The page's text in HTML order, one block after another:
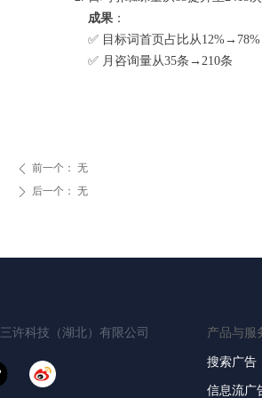
成果 ：
✅ 目标词首页占比从12%→78%
✅ 月咨询量从35条→210条
ꄴ 前一个： 无
ꄲ 后一个： 无
三许科技（湖北）有限公司 产品与服
搜索广告
信息流广